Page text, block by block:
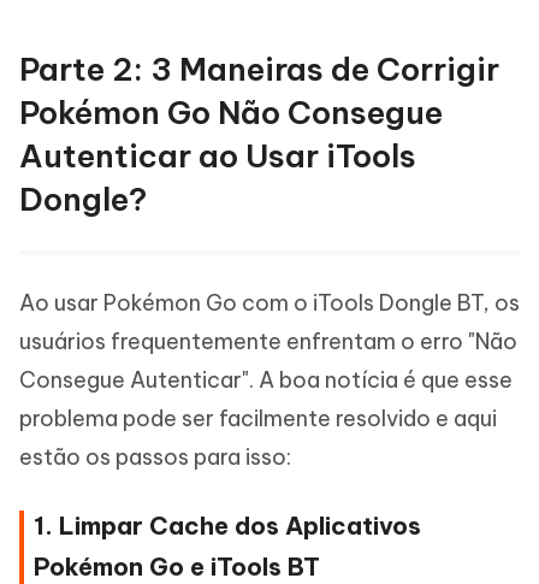
Parte 2: 3 Maneiras de Corrigir
Pokémon Go Não Consegue
Autenticar ao Usar iTools
Dongle?
Ao usar Pokémon Go com o iTools Dongle BT, os
usuários frequentemente enfrentam o erro "Não
Consegue Autenticar". A boa notícia é que esse
problema pode ser facilmente resolvido e aqui
estão os passos para isso:
1. Limpar Cache dos Aplicativos
Pokémon Go e iTools BT